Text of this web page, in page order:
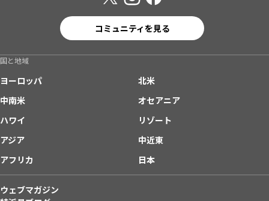
コミュニティを見る
国と地域
ヨーロッパ
北米
中南米
オセアニア
ハワイ
リゾート
アジア
中近東
アフリカ
日本
ウェブマガジン